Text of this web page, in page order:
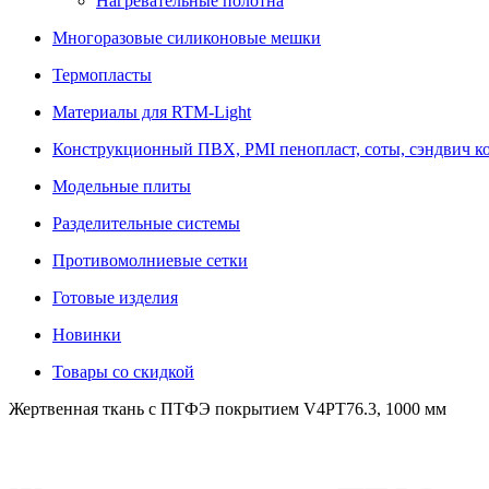
Многоразовые силиконовые мешки
Термопласты
Материалы для RTM-Light
Конструкционный ПВХ, PMI пенопласт, соты, сэндвич
Модельные плиты
Разделительные системы
Противомолниевые сетки
Готовые изделия
Новинки
Товары со скидкой
Жертвенная ткань с ПТФЭ покрытием V4PT76.3, 1000 мм